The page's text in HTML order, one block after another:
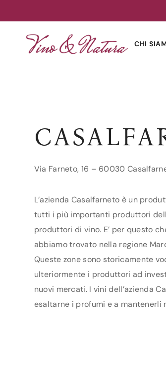
CHI
Via Farneto, 16 – 60030
L’azienda Casalfarneto è un
tutti i più importanti produttori
produttori di vino. E’ per questo
abbiamo trovato nella regione
Queste zone sono storicamente
ulteriormente i produttori ad
nuovi mercati. I vini dell’azienda
esaltarne i profumi e a